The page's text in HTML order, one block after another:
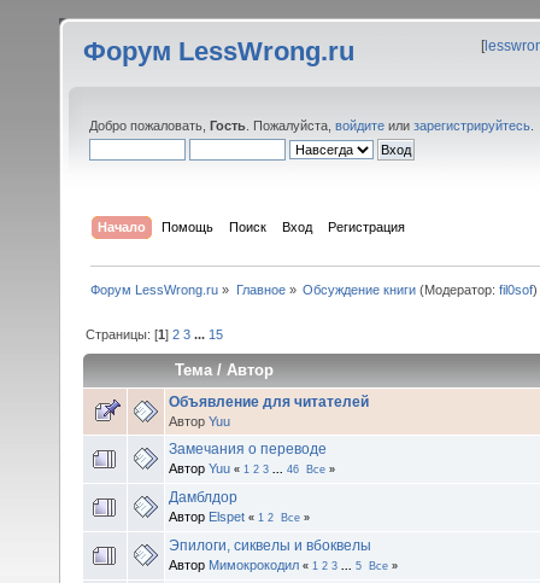
Форум LessWrong.ru [
Добро пожаловать, Гость . Пожалуйста, войдите или зарегистрируйтесь
Начало Помощь Поиск Вход Регистрация
Форум LessWrong.ru » Главное» Обсуждение книги(Модератор: fil0sof)
Страницы: [1]2 3 ... 15
Тема /Автор
Объявление для читателей
Автор Yuu
Замечания о переводе
Автор Yuu « 1 2 3 46 Все »
Дамблдор
Автор Elspet « 1 2 Все »
Эпилоги, сиквелы и вбоквелы
Автор Мимокрокодил « 1 2 3 5 Все »